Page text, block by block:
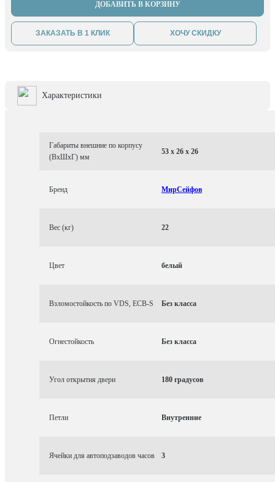
ДОБАВИТЬ В КОРЗИНУ
ЗАКАЗАТЬ В 1 КЛИК ХОЧУ СКИДКУ
Характеристики
Габариты внешние по корпусу
(ВхШхГ) мм
53 x 26 x 26
Бренд МирСейфов
Вес (кг) 22
Цвет белый
Взломостойкость по VDS, ECB-S Без класса
Огнестойкость Без класса
Угол открытия двери 180 градусов
Петли Внутренние
Ячейки для автоподзаводов часов 3